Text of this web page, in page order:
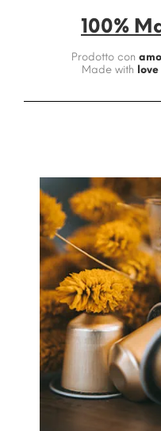
100%
Prodotto con
Made with